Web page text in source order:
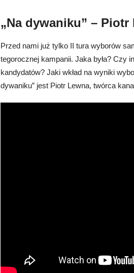
„Na dywaniku” – Piotr
Przed nami już tylko II tura wyborów
tegorocznej kampanii. Jaka była? Czy
kandydatów? Jaki wkład na wyniki
dywaniku” jest Piotr Lewna, twórca